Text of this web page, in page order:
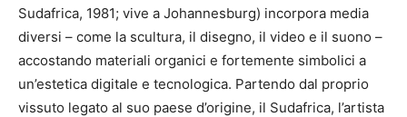
Sudafrica, 1981; vive a Johannesburg) incorpora media
diversi – come la scultura, il disegno, il video e il suono –
accostando materiali organici e fortemente simbolici a
un’estetica digitale e tecnologica. Partendo dal proprio
vissuto legato al suo paese d’origine, il Sudafrica, l’artista